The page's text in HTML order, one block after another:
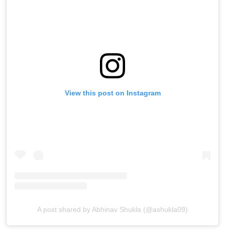
View this post on Instagram
A post shared by Abhinav Shukla (@ashukla09)